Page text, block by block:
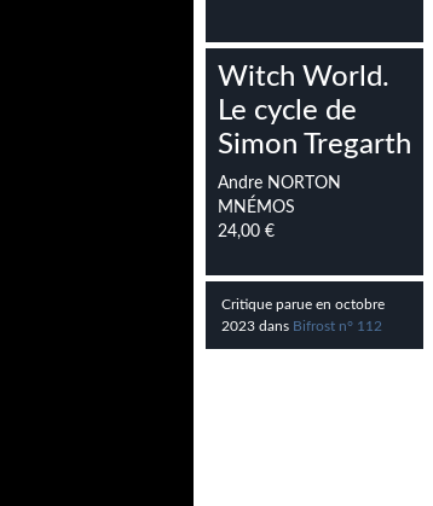
Witch World.
Le cycle de
Simon Tregarth
Andre NORTON
MNÉMOS
24,00 €
Critique parue en octobre
2023 dans Bifrost n° 112